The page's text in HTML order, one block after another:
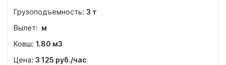
3 т
м
1.80 м3
3 125 руб./час